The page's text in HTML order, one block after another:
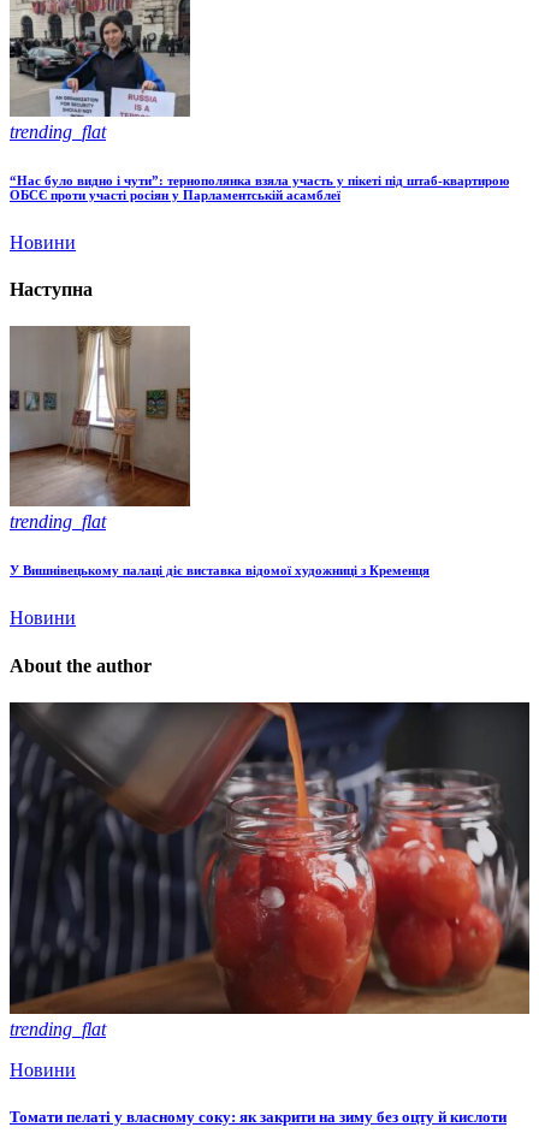
trending_flat
“Нас було видно і чути”: тернополянка взяла участь у пікеті під штаб-квартирою
ОБСЄ проти участі росіян у Парламентській асамблеї
Новини
Наступна
trending_flat
У Вишнівецькому палаці діє виставка відомої художниці з Кременця
Новини
About the author
trending_flat
Новини
Томати пелаті у власному соку: як закрити на зиму без оцту й кислоти